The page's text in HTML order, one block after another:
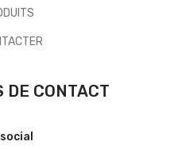
DE CONTACT